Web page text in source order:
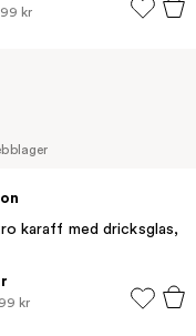
kr
karaff med dricksglas,
kr